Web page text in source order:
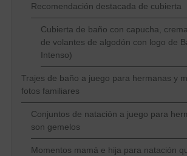
Recomendación destacada de cubierta
Cubierta de baño con capucha,
de volantes de algodón con logo de
Intenso)
Trajes de baño a juego para hermanas y
fotos familiares
Conjuntos de natación a juego para
son gemelos
Momentos mamá e hija para natación